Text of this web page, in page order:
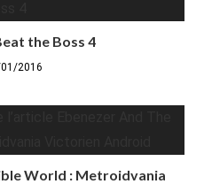
the Boss 4
2016
World : Metroidvania